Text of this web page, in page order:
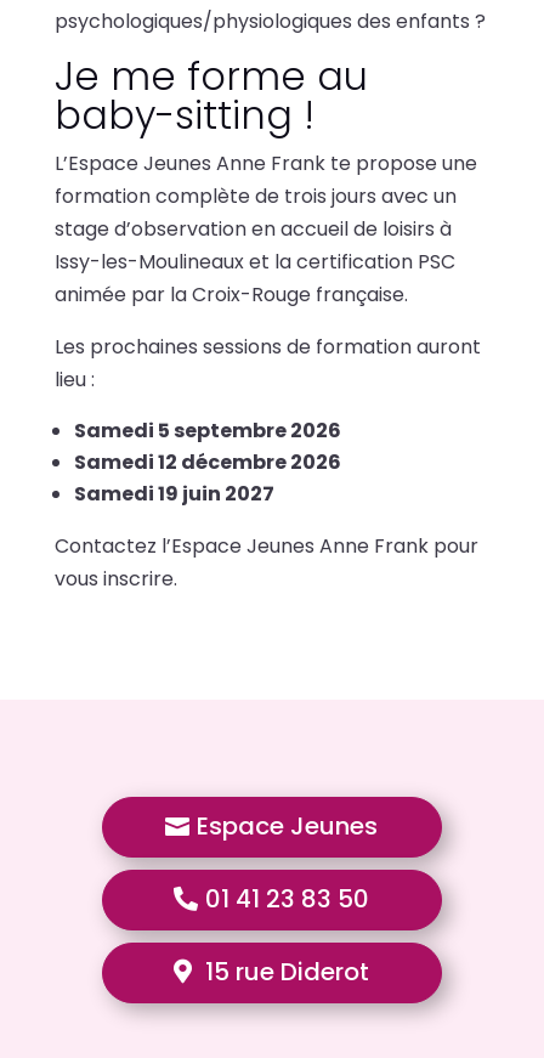
psychologiques/physiologiques des enfants ?
Je me forme au
baby-sitting !
L’Espace Jeunes Anne Frank te propose une
formation complète de trois jours avec un
stage d’observation en accueil de loisirs à
Issy-les-Moulineaux et la certification PSC
animée par la Croix-Rouge française.
Les prochaines sessions de formation auront
lieu :
Samedi 5 septembre 2026
Samedi 12 décembre 2026
Samedi 19 juin 2027
Contactez l’Espace Jeunes Anne Frank pour
vous inscrire.
Espace Jeunes
01 41 23 83 50
15 rue Diderot